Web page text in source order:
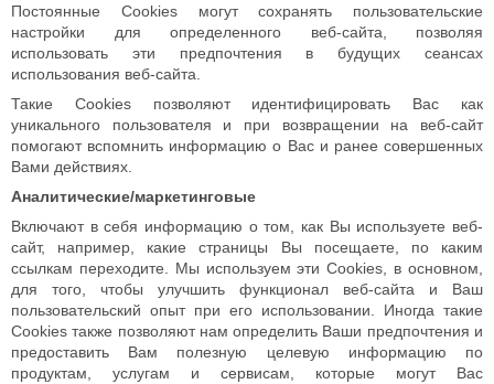
Постоянные Сookies могут сохранять пользовательские
настройки для определенного веб-сайта, позволяя
использовать эти предпочтения в будущих сеансах
использования веб-сайта.
Такие Cookies позволяют идентифицировать Вас как
уникального пользователя и при возвращении на веб-сайт
помогают вспомнить информацию о Вас и ранее совершенных
Вами действиях.
Аналитические/маркетинговые
Включают в себя информацию о том, как Вы используете веб-
сайт, например, какие страницы Вы посещаете, по каким
ссылкам переходите. Мы используем эти Cookies, в основном,
для того, чтобы улучшить функционал веб-сайта и Ваш
пользовательский опыт при его использовании. Иногда такие
Cookies также позволяют нам определить Ваши предпочтения и
предоставить Вам полезную целевую информацию по
продуктам, услугам и сервисам, которые могут Вас